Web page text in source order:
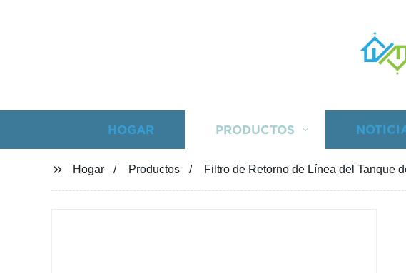
HOGAR PRODUCTOS
Hogar Productos Filtro de Retorno de Línea del Tanque